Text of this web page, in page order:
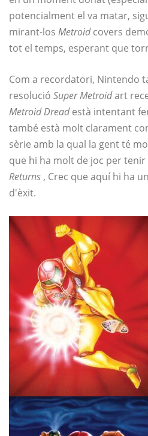
potencialment el va matar,
mirant-los Metroidcovers
tot el temps, esperant que
Com a recordatori, Nintendo
resolució Super Metroidart
Metroid Dreadestà intentant
també està molt clarament
sèrie amb la qual la gent té
que hi ha molt de joc per
Returns , Crec que aquí hi ha
d'èxit.